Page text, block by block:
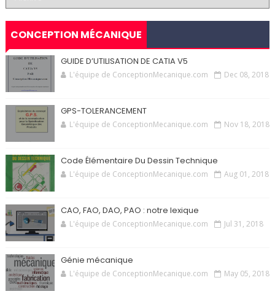
CONCEPTION MÉCANIQUE
GUIDE D’UTILISATION DE CATIA V5
L'équipe de ConceptionMecanique.com Dec 08, 2018
GPS-TOLERANCEMENT
L'équipe de ConceptionMecanique.com Nov 18, 2018
Code Élémentaire Du Dessin Technique
L'équipe de ConceptionMecanique.com Aug 01, 2018
CAO, FAO, DAO, PAO : notre lexique
L'équipe de ConceptionMecanique.com Jul 31, 2018
Génie mécanique
L'équipe de ConceptionMecanique.com May 05, 2018